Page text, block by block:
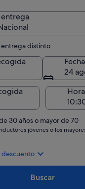
distinto
24
30 años o mayor de 70
jóvenes o los
Buscar